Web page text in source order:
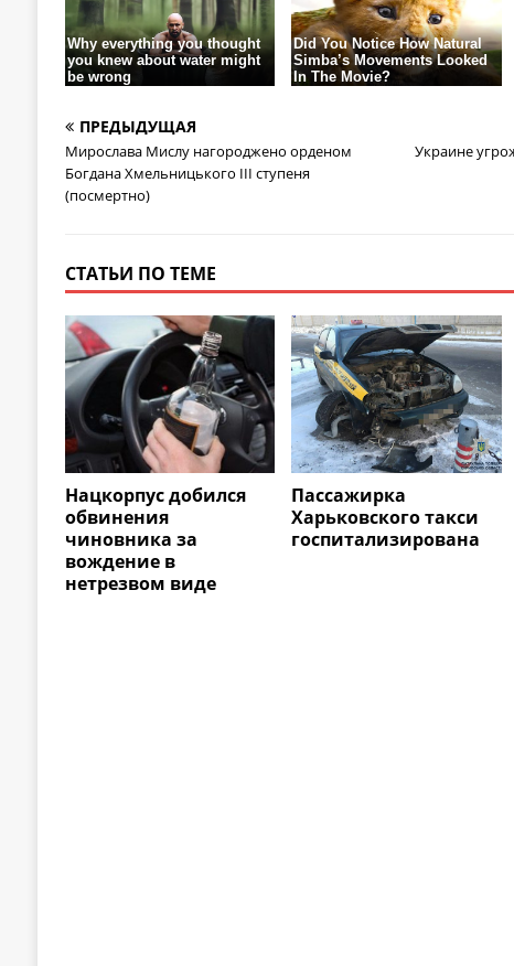
ПРЕДЫДУЩАЯ
Мирослава Мислу нагороджено орденом
Богдана Хмельницького ІІІ ступеня
(посмертно)
Украине
СТАТЬИ ПО ТЕМЕ
Нацкорпус добился
обвинения
чиновника за
вождение в
нетрезвом виде
Пассажирка
Харьковского такси
госпитализирована